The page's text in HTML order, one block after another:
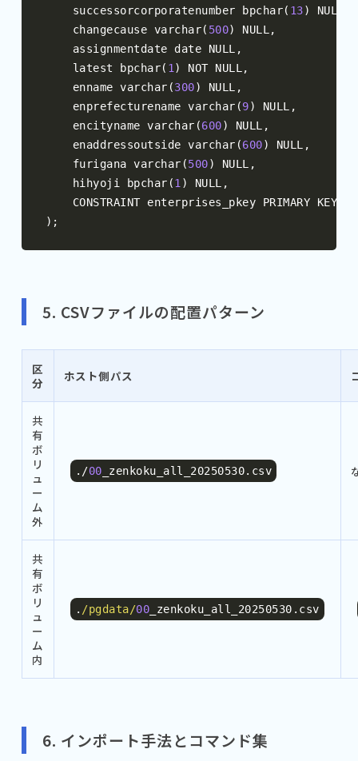
    successorcorporatenumber bpchar
( 13) NULL
    changecause varchar
( 500) NULL ,
    assignmentdate date NULL
,
    latest bpchar
( 1 ) NOT NULL ,
    enname varchar
(300) NULL ,
    enprefecturename varchar
(9) NULL ,
    encityname varchar
(600) NULL ,
    enaddressoutside varchar
(600) NULL ,
    furigana varchar
(500) NULL ,
    hihyoji bpchar
(1 ) NULL ,
    CONSTRAINT enterprises_pkey PRIMARY KEY
);
5. CSVファイルの配置パターン
区
分
ホスト側パス
共
有
ボ
リ
ュ
ー
ム
外
./00 _zenkoku_all_20250530. csv
共
有
ボ
リ
ュ
ー
ム
内
. /pgdata/00 _zenkoku_all_20250530 . csv
6. インポート手法とコマンド集